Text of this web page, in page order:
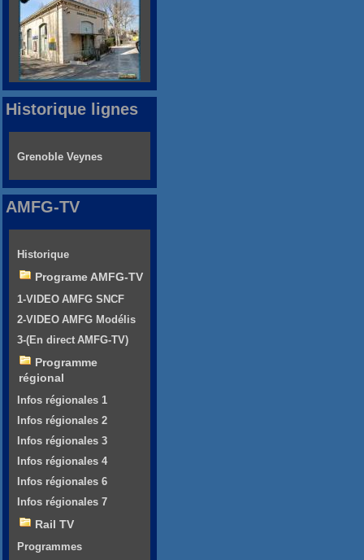
Historique lignes
Grenoble Veynes
AMFG-TV
Historique
Programe AMFG-TV
1-VIDEO AMFG SNCF
2-VIDEO AMFG Modélis
3-(En direct AMFG-TV)
Programme
régional
Infos régionales 1
Infos régionales 2
Infos régionales 3
Infos régionales 4
Infos régionales 6
Infos régionales 7
Rail TV
Programmes